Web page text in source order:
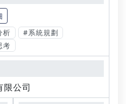
析
#系統規劃
考
限公司